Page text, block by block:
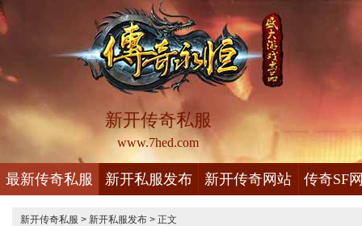
新开传奇私服
www.7hed.com
最新传奇私服 新开私服发布 新开传奇网站 传奇SF
新开传奇私服 > 新开私服发布 > 正文